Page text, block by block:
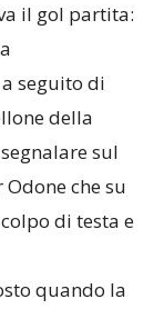
il gol partita:
seguito di
della
sul
che su
di testa e
quando la